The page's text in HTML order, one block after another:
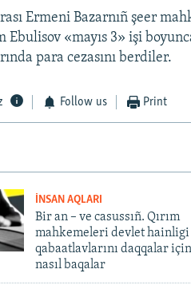
Ermeni Bazarnıñ şeer
Ebulisov «mayıs 3» işi
para cezasını berdiler.
Follow us Print
İNSAN AQLARI
Bir an – ve casussıñ. Qırım
mahkemeleri devlet hainligi
qabaatlavlarını daqqalar
nasıl baqalar